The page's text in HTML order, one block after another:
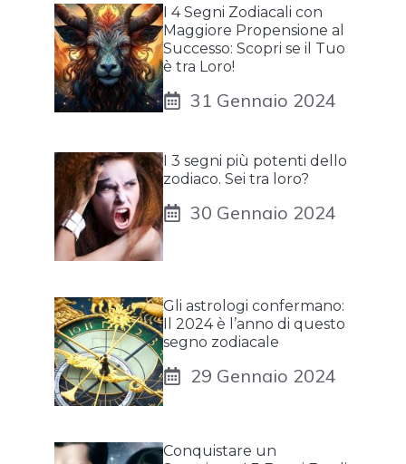
I 4 Segni Zodiacali con
Maggiore Propensione al
Successo: Scopri se il Tuo
è tra Loro!
31 Gennaio 2024
I 3 segni più potenti dello
zodiaco. Sei tra loro?
30 Gennaio 2024
Gli astrologi confermano:
Il 2024 è l’anno di questo
segno zodiacale
29 Gennaio 2024
Conquistare un